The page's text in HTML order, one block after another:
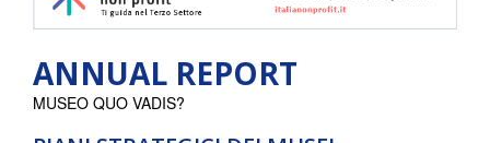
ANNUAL REPORT
MUSEO QUO VADIS?